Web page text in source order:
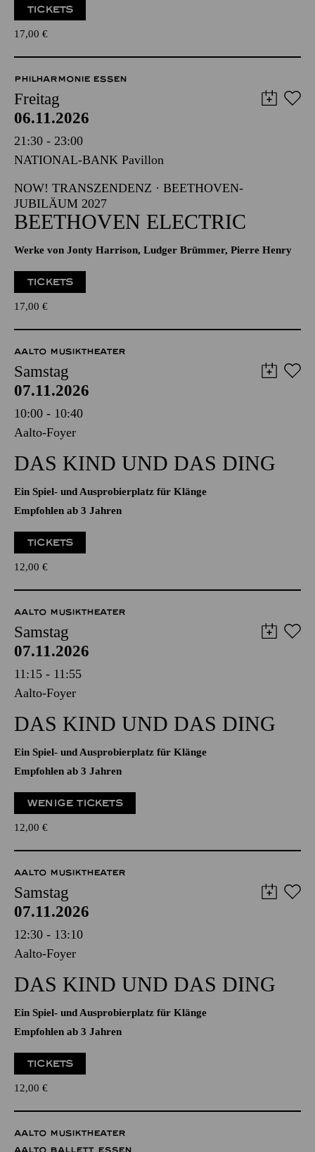
Werke von Jiaying He, Mark Andre, Morton Feldman, Rolf
Riehm
17,00€
PHILHARMONIE ESSEN
Freitag
06.11.2026
21:30 - 23:00
NATIONAL-BANK Pavillon
NOW! TRANSZENDENZ · BEETHOVEN-
JUBILÄUM 2027
Werke von Jonty Harrison, Ludger Brümmer, Pierre Henry
17,00€
AALTO MUSIKTHEATER
Samstag
07.11.2026
10:00 - 10:40
DAS KIND UND DAS DING
Ein Spiel- und Ausprobierplatz für Klänge
Empfohlen ab 3 Jahren
12,00€
AALTO MUSIKTHEATER
Samstag
07.11.2026
11:15 - 11:55
DAS KIND UND DAS DING
Ein Spiel- und Ausprobierplatz für Klänge
Empfohlen ab 3 Jahren
12,00€
AALTO MUSIKTHEATER
Samstag
07.11.2026
12:30 - 13:10
DAS KIND UND DAS DING
Ein Spiel- und Ausprobierplatz für Klänge
Empfohlen ab 3 Jahren
12,00€